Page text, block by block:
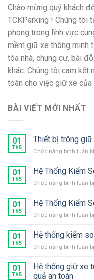
Chào mừng quý khách
TCKParking ! Chúng tôi
phong trong lĩnh vực
mềm giữ xe thông minh
tòa nhà, chung cư, bãi
khác. Chúng tôi cam kết
toàn cho việc giữ xe của
BÀI VIẾT MỚI NHẤT
01
Th5
Thiết bị trông
Chức năng bình luận
01
Th5
Hệ Thống Kiểm
Chức năng bình luận
01
Th5
Hệ Thống Kiểm
Chức năng bình luận
01
Th5
Hệ thống kiểm
Chức năng bình luận
01
Th5
Hệ thống giữ xe
quả an toàn